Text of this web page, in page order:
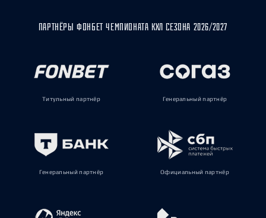
ПАРТНЁРЫ ФОНБЕТ ЧЕМПИОНАТА КХЛ СЕЗОНА 2026/2027
Титульный партнёр Генеральный партнёр
Генеральный партнёр Официальный партнёр